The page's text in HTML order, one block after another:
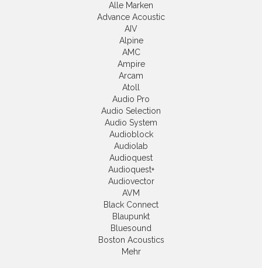
Alle Marken
Advance Acoustic
AIV
Alpine
AMC
Ampire
Arcam
Atoll
Audio Pro
Audio Selection
Audio System
Audioblock
Audiolab
Audioquest
Audioquest+
Audiovector
AVM
Black Connect
Blaupunkt
Bluesound
Boston Acoustics
Mehr